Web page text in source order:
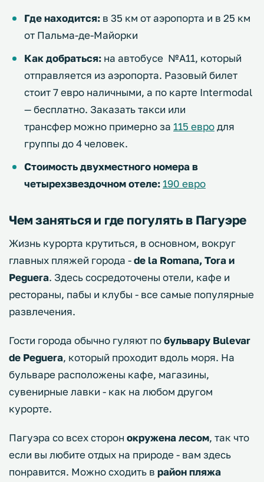
Где находится: в 35 км от аэропорта и в 25 км
от Пальма-де-Майорки
Как добраться: на автобусе №А11, который
отправляется из аэропорта. Разовый билет
стоит 7 евро наличными, а по карте Intermodal
— бесплатно. Заказать такси или
трансфер можно примерно за 115 евродля
группы до 4 человек.
Стоимость двухместного номера в
четырехзвездочном отеле: 190 евро
Чем заняться и где погулять в Пагуэре
Жизнь курорта крутиться, в основном, вокруг
главных пляжей города -de la Romana, Tora и
Peguera. Здесь сосредоточены отели, кафе и
рестораны, пабы и клубы - все самые популярные
развлечения.
Гости города обычно гуляют побульвару Bulevar
de Peguera, который проходит вдоль моря. На
бульваре расположены кафе, магазины,
сувенирные лавки - как на любом другом
курорте.
Пагуэра со всех сторон окружена лесом, так что
если вы любите отдых на природе - вам здесь
понравится. Можно сходить в район пляжа